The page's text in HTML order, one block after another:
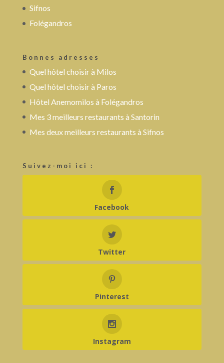
Sifnos
Folégandros
Bonnes adresses
Quel hôtel choisir à Milos
Quel hôtel choisir à Paros
Hôtel Anemomilos à Folégandros
Mes 3 meilleurs restaurants à Santorin
Mes deux meilleurs restaurants à Sifnos
Suivez-moi ici :
Facebook
Twitter
Pinterest
Instagram